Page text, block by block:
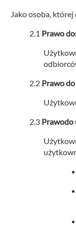
Jako osoba,
Prawo
Prawo
Prawodo